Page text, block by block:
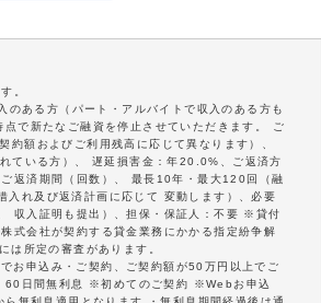
。
ある方（パート・アルバイトで収入のある方も
で新たなご融資を停止させていただきます。 ご
額およびご利用残高に応じて異なります）、
ている方）、 遅延損害金：年20.0%、ご返済方
返済期間（回数）、 最長10年・最大120回（融
入れ及び返済計画に応じて 変動します）、必要
収入証明も提出）、担保・保証人：不要 ※貸付
式会社が契約する貸金業務にかかる指定紛争解
所定の審査があります。
申込み・ご契約、ご契約額が50万円以上でご
60日間無利息 ※初めてのご契約 ※Webお申込